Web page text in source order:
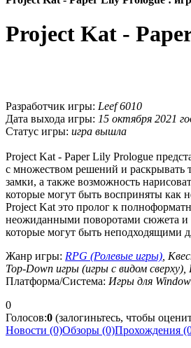
Project Kat -
Разработчик игры: Leef 6010
Дата выхода игры: 15 октября 2021
Статус игры: игра вышла
Project Kat - Paper Lily Prologue
с множеством решений и раскрывать
замки, а также возможность
которые могут быть восприняты как
Project Kat это пролог к
неожиданными поворотами сюжета и
которые могут быть неподходящими
Жанр игры: RPG (Ролевые игры) ,
Top-Down игры (игры с видом сверху),
Платформа/Система: Игры для
0
Голосов:0 (залогиньтесь, чтобы
Новости (0)Обзоры (0)Прохождения